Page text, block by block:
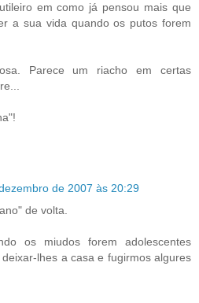
em como já pensou mais que
a sua vida quando os putos forem
Parece um riacho em certas
de 2007 às 20:29
de volta.
os miudos forem adolescentes
lhes a casa e fugirmos algures